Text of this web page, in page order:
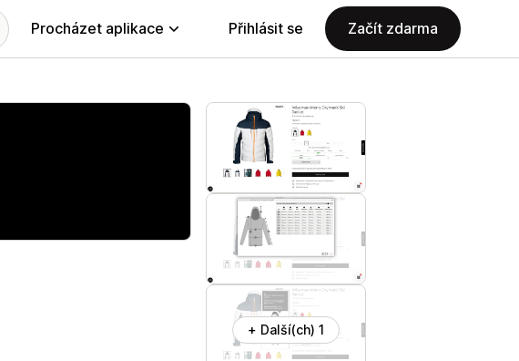
Procházet aplikace Přihlásit se Začít zdarma
+ Další(ch) 1